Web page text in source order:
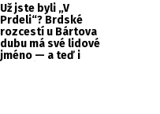
Už jste byli „V
Prdeli“? Brdské
rozcestí u Bártova
dubu má své lidové
jméno — a teď i